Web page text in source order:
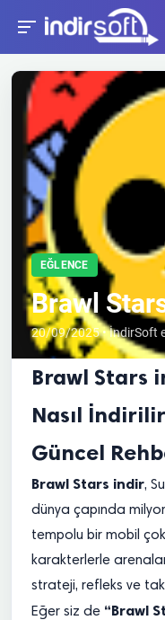
EĞLENCE
Brawl
20/09/2025 • İndirSoft
Brawl Stars
Nasıl
Güncel
Brawl Stars indir,
dünya çapında
tempolu bir mobil çok
karakterlerle
strateji, refleks ve
Eğer siz de “Brawl